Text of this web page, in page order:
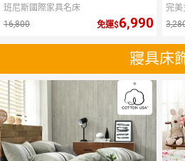
班尼斯國際家具名床
16,800
免運 6,990
完美
寢具床